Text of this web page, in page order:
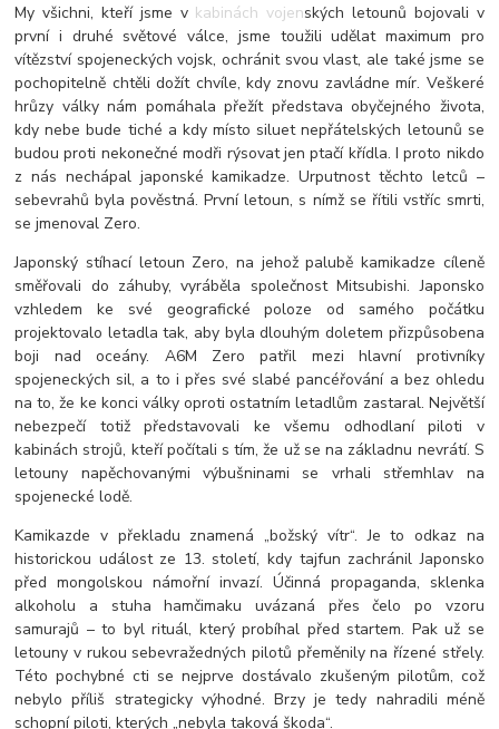
My všichni, kteří jsme v kabinách vojenských letounů bojovali v
první i druhé světové válce, jsme toužili udělat maximum pro
vítězství spojeneckých vojsk, ochránit svou vlast, ale také jsme se
pochopitelně chtěli dožít chvíle, kdy znovu zavládne mír. Veškeré
hrůzy války nám pomáhala přežít představa obyčejného života,
kdy nebe bude tiché a kdy místo siluet nepřátelských letounů se
budou proti nekonečné modři rýsovat jen ptačí křídla. I proto nikdo
z nás nechápal japonské kamikadze. Urputnost těchto letců –
sebevrahů byla pověstná. První letoun, s nímž se řítili vstříc smrti,
se jmenoval Zero.
Japonský stíhací letoun Zero, na jehož palubě kamikadze cíleně
směřovali do záhuby, vyráběla společnost Mitsubishi. Japonsko
vzhledem ke své geografické poloze od samého počátku
projektovalo letadla tak, aby byla dlouhým doletem přizpůsobena
boji nad oceány. A6M Zero patřil mezi hlavní protivníky
spojeneckých sil, a to i přes své slabé pancéřování a bez ohledu
na to, že ke konci války oproti ostatním letadlům zastaral. Největší
nebezpečí totiž představovali ke všemu odhodlaní piloti v
kabinách strojů, kteří počítali s tím, že už se na základnu nevrátí. S
letouny napěchovanými výbušninami se vrhali střemhlav na
spojenecké lodě.
Kamikazde v překladu znamená „božský vítr“. Je to odkaz na
historickou událost ze 13. století, kdy tajfun zachránil Japonsko
před mongolskou námořní invazí. Účinná propaganda, sklenka
alkoholu a stuha hamčimaku uvázaná přes čelo po vzoru
samurajů – to byl rituál, který probíhal před startem. Pak už se
letouny v rukou sebevražedných pilotů přeměnily na řízené střely.
Této pochybné cti se nejprve dostávalo zkušeným pilotům, což
nebylo příliš strategicky výhodné. Brzy je tedy nahradili méně
schopní piloti, kterých „nebyla taková škoda“.